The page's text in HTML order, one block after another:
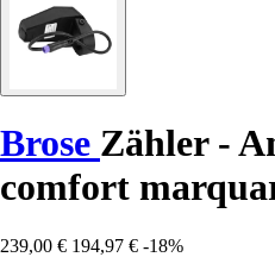
Brose Zähler -
comfort
239,00 € 194,97 € -18%